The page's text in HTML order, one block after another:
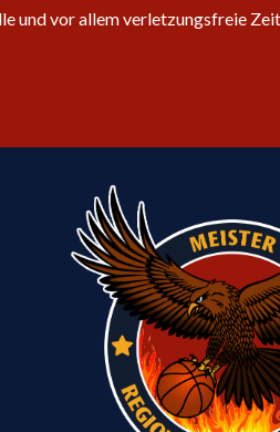
und vor allem verletzungsfreie